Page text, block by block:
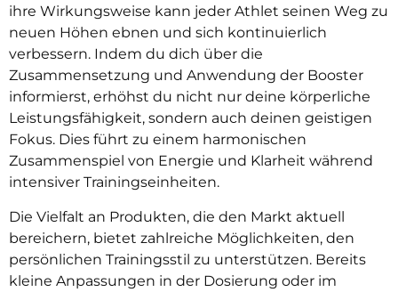
ihre Wirkungsweise kann jeder Athlet seinen Weg zu
neuen Höhen ebnen und sich kontinuierlich
verbessern. Indem du dich über die
Zusammensetzung und Anwendung der Booster
informierst, erhöhst du nicht nur deine körperliche
Leistungsfähigkeit, sondern auch deinen geistigen
Fokus. Dies führt zu einem harmonischen
Zusammenspiel von Energie und Klarheit während
intensiver Trainingseinheiten.
Die Vielfalt an Produkten, die den Markt aktuell
bereichern, bietet zahlreiche Möglichkeiten, den
persönlichen Trainingsstil zu unterstützen. Bereits
kleine Anpassungen in der Dosierung oder im